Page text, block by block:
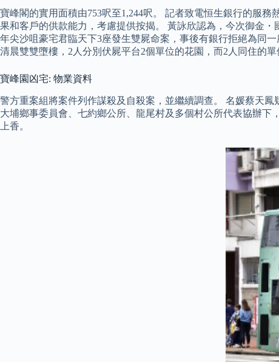
寶峰閣的實用面積由753呎至1,244呎。 記者致電恒生銀行的服
果和客戶的供款能力，考慮提供按揭。 黃詠欣認為，今次御金
年尖沙咀豪宅君臨天下3座發生雙屍命案，事後有銀行拒絕為同
清晨雙雙墮樓，2人分別伏屍平台2個單位的花園，而2人同住的單
寶峰園凶宅: 物業資料
警方重案組將案件列作謀殺及自殺案，並繼續調查。 名媛蔡天
大埔鄉事委員會、七約鄉公所、龍尾村及多個村公所代表協辦
上香。